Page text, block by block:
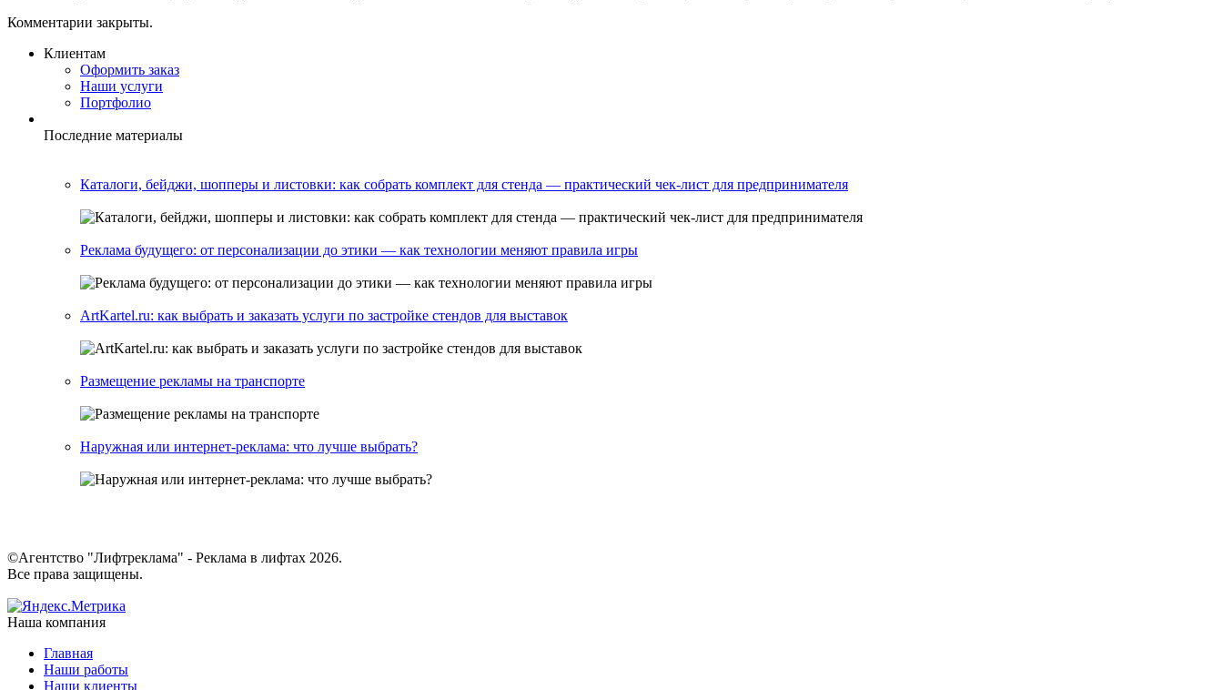
Комментарии закрыты.
Клиентам
Оформить заказ
Наши услуги
Портфолио
Последние материалы
Каталоги, бейджи, шопперы и листовки: как собрать комплект для стенда — практический чек-лист для предпринимателя
Реклама будущего: от персонализации до этики — как технологии меняют правила игры
ArtKartel.ru: как выбрать и заказать услуги по застройке стендов для выставок
Размещение рекламы на транспорте
Наружная или интернет-реклама: что лучше выбрать?
©Агентство "Лифтреклама" - Реклама в лифтах 2026.
Все права защищены.
Наша компания
Главная
Наши работы
Наши клиенты